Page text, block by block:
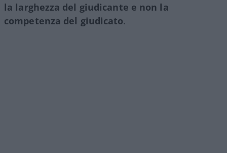
la larghezza del giudicante e non la
competenza del giudicato.